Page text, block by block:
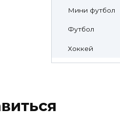
Мини футбол
Футбол
Хоккей